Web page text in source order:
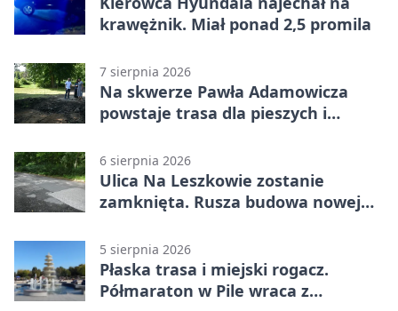
krawężnik. Miał ponad 2,5 promila
7 sierpnia 2026
Na skwerze Pawła Adamowicza
powstaje trasa dla pieszych i
6 sierpnia 2026
Ulica Na Leszkowie zostanie
zamknięta. Rusza budowa nowej
5 sierpnia 2026
Płaska trasa i miejski rogacz.
Półmaraton w Pile wraca z